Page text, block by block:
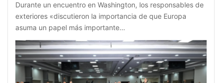
Durante un encuentro en Washington, los responsables de
exteriores «discutieron la importancia de que Europa
asuma un papel más importante…